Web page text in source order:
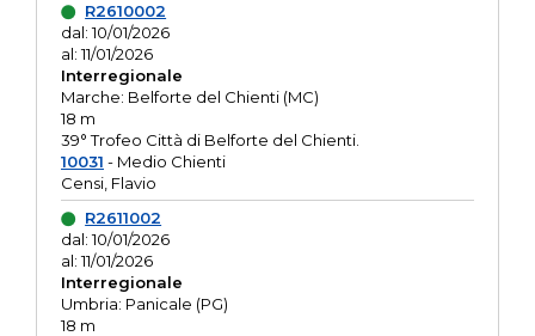
R2610002
dal: 10/01/2026
al: 11/01/2026
Interregionale
Marche: Belforte del Chienti (MC)
18 m
39° Trofeo Città di Belforte del Chienti.
10031 - Medio Chienti
Censi, Flavio
R2611002
dal: 10/01/2026
al: 11/01/2026
Interregionale
Umbria: Panicale (PG)
18 m